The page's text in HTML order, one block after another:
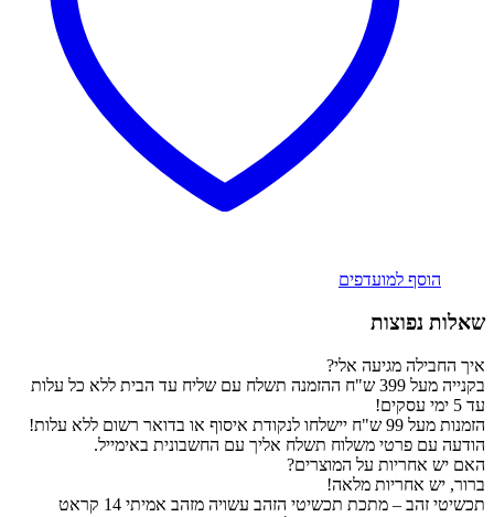
הוסף למועדפים
שאלות נפוצות
איך החבילה מגיעה אלי?
בקנייה מעל 399 ש"ח ההזמנה תשלח עם שליח עד הבית ללא כל עלות
עד 5 ימי עסקים!
הזמנות מעל 99 ש"ח יישלחו לנקודת איסוף או בדואר רשום ללא עלות!
הודעה עם פרטי משלוח תשלח אליך עם החשבונית באימייל.
האם יש אחריות על המוצרים?
ברור, יש אחריות מלאה!
תכשיטי זהב – מתכת תכשיטי הזהב עשויה מזהב אמיתי 14 קראט